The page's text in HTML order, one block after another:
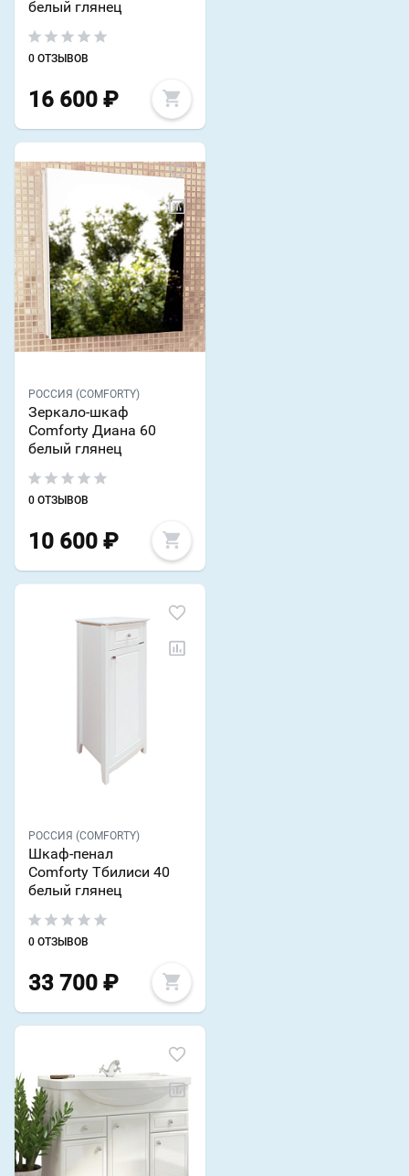
белый глянец
0 ОТЗЫВОВ
16 600 ₽
РОССИЯ (COMFORTY)
Зеркало-шкаф
Comforty Диана 60
белый глянец
0 ОТЗЫВОВ
10 600 ₽
РОССИЯ (COMFORTY)
Шкаф-пенал
Comforty Тбилиси 40
белый глянец
0 ОТЗЫВОВ
33 700 ₽